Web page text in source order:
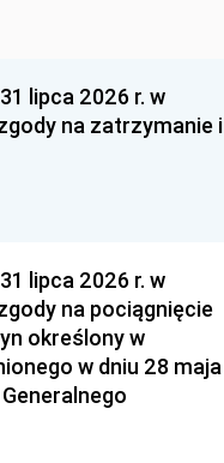
lipca 2026 r. w
na zatrzymanie i
lipca 2026 r. w
na pociągnięcie
określony w
w dniu 28 maja